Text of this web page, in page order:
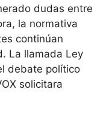
dudas entre
la normativa
continúan
La llamada Ley
debate político
solicitara